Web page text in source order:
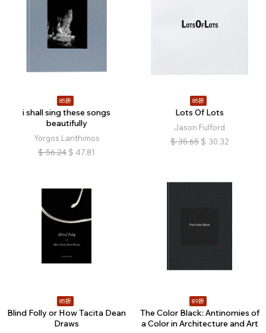
85折
i shall sing these songs
beautifully
Yorgos Lanthimos
$ 56.24 $ 47.81
85折
Lots Of Lots
Jason Fulford
$ 35.65 $ 30.32
85折
Blind Folly or How Tacita Dean
Draws
89折
The Color Black: Antinomies of
a Color in Architecture and Art